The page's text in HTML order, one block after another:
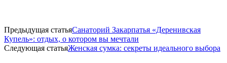
Предыдущая статьяСанаторий Закарпатья «Деренивская
Купель»: отдых, о котором вы мечтали
Следующая статьяЖенская сумка: секреты идеального выбора